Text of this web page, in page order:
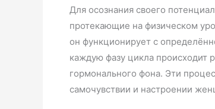
Для осознания своего
протекающие на физическом
он функционирует с
каждую фазу цикла происходит
гормонального фона. Эти
самочувствии и настроении